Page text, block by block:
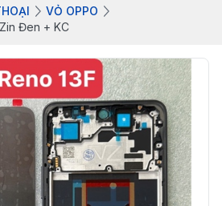
VỎ OPPO
Đen + KC